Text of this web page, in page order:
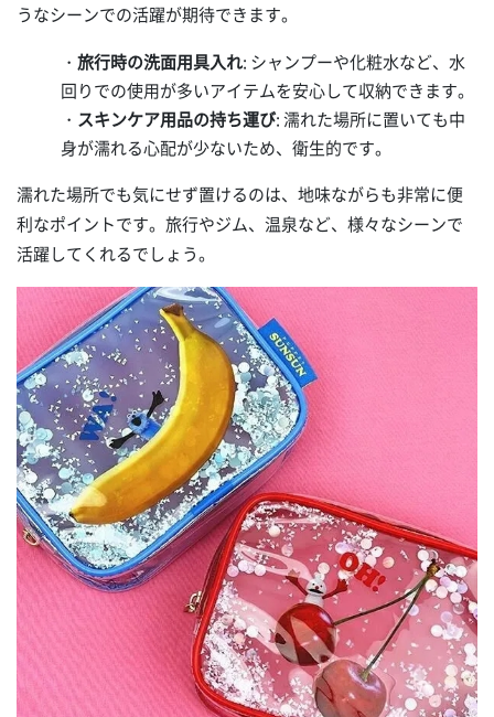
うなシーンでの活躍が期待できます。
・ 旅行時の洗面用具入れ: シャンプーや化粧水など、水
回りでの使用が多いアイテムを安心して収納できます。
・ スキンケア用品の持ち運び: 濡れた場所に置いても中
身が濡れる心配が少ないため、衛生的です。
濡れた場所でも気にせず置けるのは、地味ながらも非常に便
利なポイントです。旅行やジム、温泉など、様々なシーンで
活躍してくれるでしょう。